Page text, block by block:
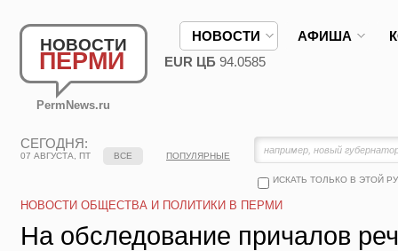
НОВОСТИ
ПЕРМИ
PermNews.ru
НОВОСТИ АФИША
EUR ЦБ 94.0585
СЕГОДНЯ:
07 АВГУСТА, ПТ
ИСКАТЬ ТОЛЬКО В ЭТОЙ
ВСЕ ПОПУЛЯРНЫЕ
НОВОСТИ ОБЩЕСТВА И ПОЛИТИКИ В ПЕРМИ
На обследование причалов